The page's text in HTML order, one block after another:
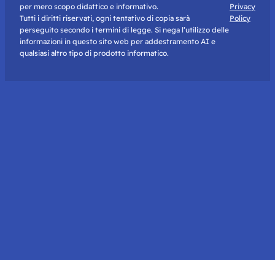
per mero scopo didattico e informativo.
Tutti i diritti riservati, ogni tentativo di copia sarà
perseguito secondo i termini di legge. Si nega l’utilizzo delle
informazioni in questo sito web per addestramento AI e
qualsiasi altro tipo di prodotto informatico.
Privacy
Policy